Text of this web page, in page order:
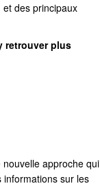
et des principaux
retrouver plus
approche qui
informations sur les